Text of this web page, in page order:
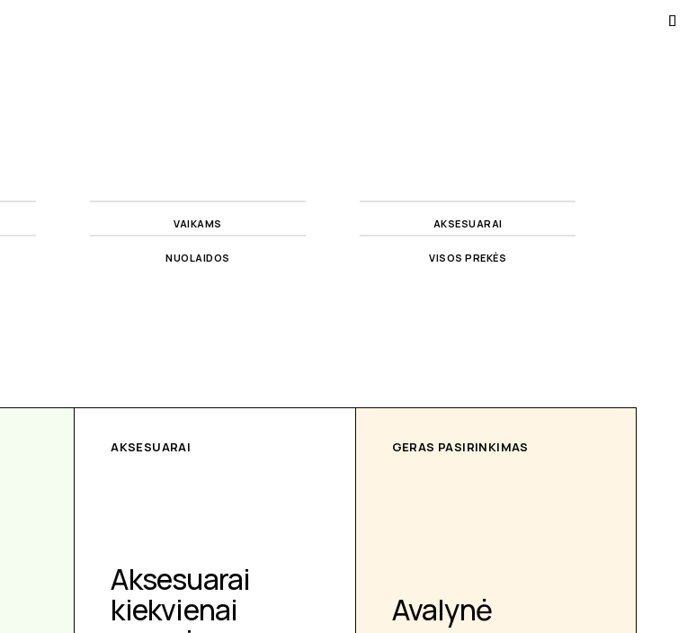
VAIKAMS AKSESUARAI
NUOLAIDOS VISOS PREKĖS
AKSESUARAI
Aksesuarai
kiekvienai
GERAS PASIRINKIMAS
Avalynė